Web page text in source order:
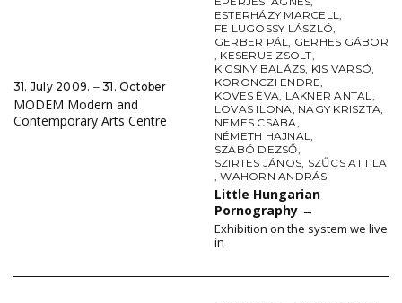
31. July 2009. ‒ 31. October
MODEM Modern and
Contemporary Arts Centre
ESTERHÁZY MARCELL,
FE LUGOSSY LÁSZLÓ,
GERBER PÁL, GERHES GÁBOR
, KESERUE ZSOLT,
KICSINY BALÁZS, KIS VARSÓ,
KORONCZI ENDRE,
KÖVES ÉVA, LAKNER ANTAL,
LOVAS ILONA, NAGY KRISZTA,
NEMES CSABA,
NÉMETH HAJNAL,
SZABÓ DEZSŐ,
SZIRTES JÁNOS, SZŰCS ATTILA
,WAHORN ANDRÁS
Little Hungarian
Pornography →
Exhibition on the system we live
in